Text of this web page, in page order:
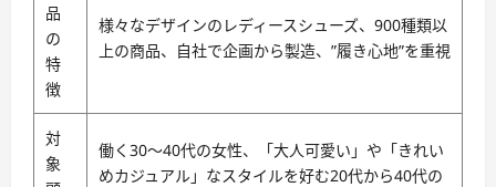
品
の
特
徴
様々なデザインのレディースシューズ、900種類以
上の商品、自社で企画から製造、”履き心地”を重視
対
象
働く30〜40代の女性、「大人可愛い」や「きれい
めカジュアル」なスタイルを好む20代から40代の